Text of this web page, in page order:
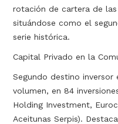
rotación de cartera de
situándose como el
serie histórica.
Capital Privado en la
Segundo destino inversor
volumen, en 84
Holding Investment,
Aceitunas Serpis).